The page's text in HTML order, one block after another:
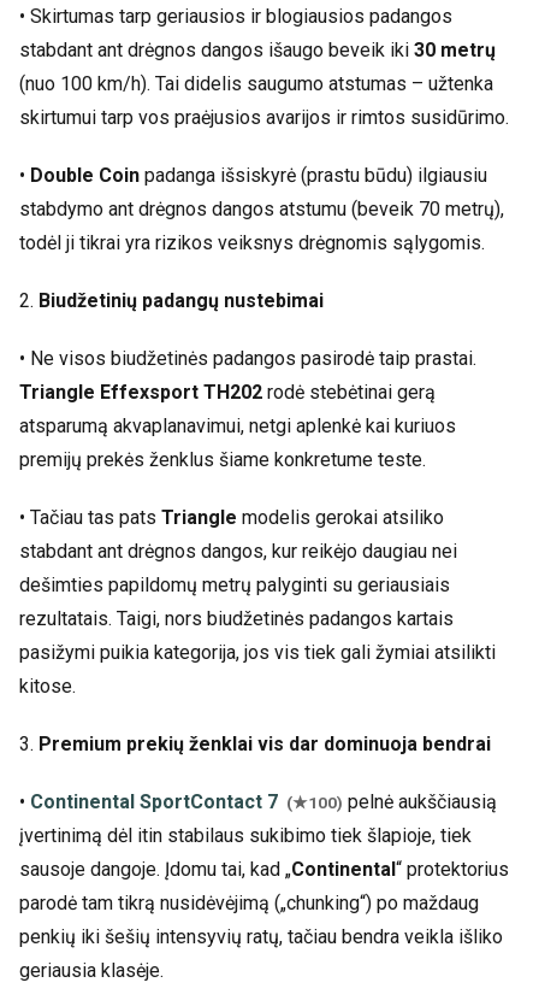
• Skirtumas tarp geriausios ir blogiausios padangos
stabdant ant drėgnos dangos išaugo beveik iki 30 metrų
(nuo 100 km/h). Tai didelis saugumo atstumas – užtenka
skirtumui tarp vos praėjusios avarijos ir rimtos susidūrimo.
• Double Coin padanga išsiskyrė (prastu būdu) ilgiausiu
stabdymo ant drėgnos dangos atstumu (beveik 70 metrų),
todėl ji tikrai yra rizikos veiksnys drėgnomis sąlygomis.
2. Biudžetinių padangų nustebimai
• Ne visos biudžetinės padangos pasirodė taip prastai.
Triangle Effexsport TH202 rodė stebėtinai gerą
atsparumą akvaplanavimui, netgi aplenkė kai kuriuos
premijų prekės ženklus šiame konkretume teste.
• Tačiau tas pats Triangle modelis gerokai atsiliko
stabdant ant drėgnos dangos, kur reikėjo daugiau nei
dešimties papildomų metrų palyginti su geriausiais
rezultatais. Taigi, nors biudžetinės padangos kartais
pasižymi puikia kategorija, jos vis tiek gali žymiai atsilikti
kitose.
3. Premium prekių ženklai vis dar dominuoja bendrai
• Continental SportContact 7 (★100) pelnė aukščiausią
įvertinimą dėl itin stabilaus sukibimo tiek šlapioje, tiek
sausoje dangoje. Įdomu tai, kad „Continental“ protektorius
parodė tam tikrą nusidėvėjimą („chunking“) po maždaug
penkių iki šešių intensyvių ratų, tačiau bendra veikla išliko
geriausia klasėje.